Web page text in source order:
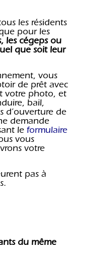
les résidents
pour les
les cégeps ou
que soit leur
vous
de prêt avec
votre photo, et
bail,
d’ouverture de
demande
leformulaire
vous
votre
pas à
du même